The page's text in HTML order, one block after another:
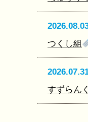
つくし組
すずらん